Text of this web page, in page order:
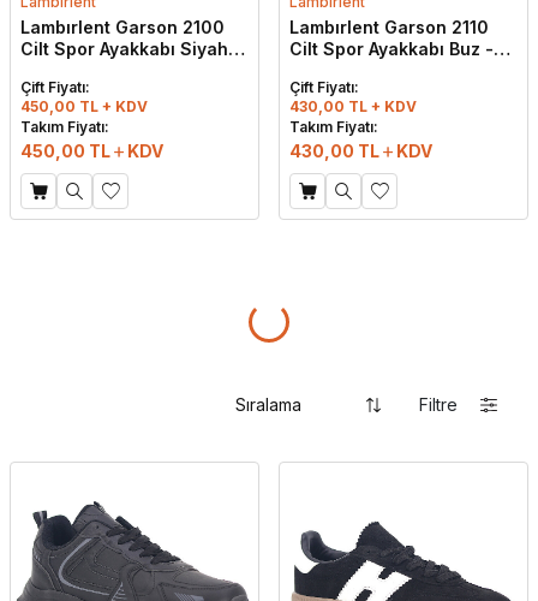
Lambırlent Garson 2100
Cilt Spor Ayakkabı Siyah -
Çift Fiyatı:
450,00 TL + KDV
Takım Fiyatı:
450,00 TL KDV
Lambırlent Garson 2110
Cilt Spor Ayakkabı Buz -
Çift Fiyatı:
430,00 TL + KDV
Takım Fiyatı:
430,00 TL KDV
Filtre